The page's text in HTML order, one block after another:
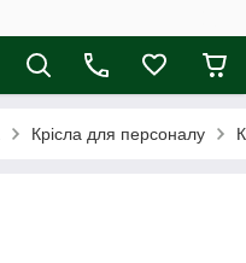
Крісла для персоналу